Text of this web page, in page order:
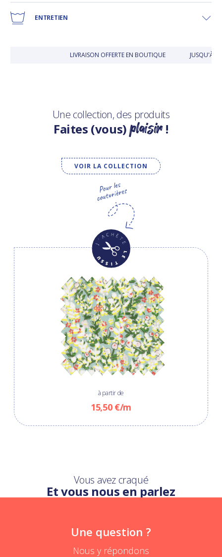
ENTRETIEN
LIVRAISON OFFERTE EN BOUTIQUE JUSQU'À
Une collection, des produits
Faites (vous)plaisir!
VOIR LA COLLECTION
à partir de
15,50 €/m
Vous avez craqué
Et vous nous en parlez
Une question ?
Nous y répondons